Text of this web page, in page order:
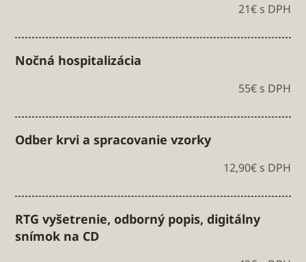
21€ s DPH
Nočná hospitalizácia
55€ s DPH
Odber krvi a spracovanie vzorky
12,90€ s DPH
RTG vyšetrenie, odborný popis, digitálny
snímok na CD